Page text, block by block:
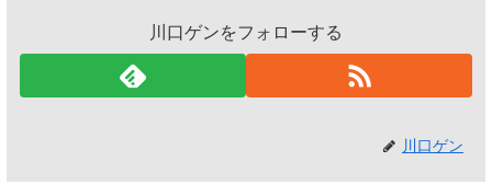
川口ゲンをフォローする
川口ゲン